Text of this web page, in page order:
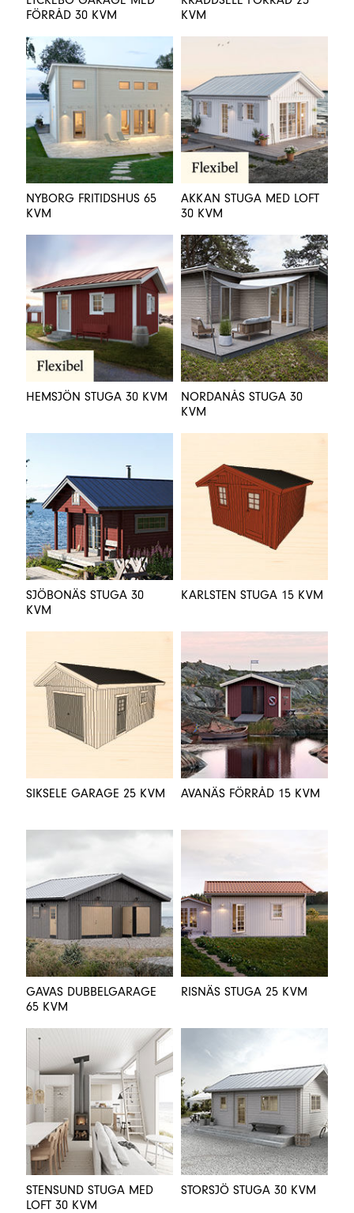
FÖRRÅD 30 KVM
KVM
NYBORG FRITIDSHUS 65
KVM
AKKAN STUGA MED LOFT
30 KVM
HEMSJÖN STUGA 30 KVM
NORDANÅS STUGA 30
KVM
SJÖBONÄS STUGA 30
KVM
KARLSTEN STUGA 15 KVM
SIKSELE GARAGE 25 KVM AVANÄS FÖRRÅD 15 KVM
GAVAS DUBBELGARAGE
65 KVM
RISNÄS STUGA 25 KVM
STENSUND STUGA MED
LOFT 30 KVM
STORSJÖ STUGA 30 KVM